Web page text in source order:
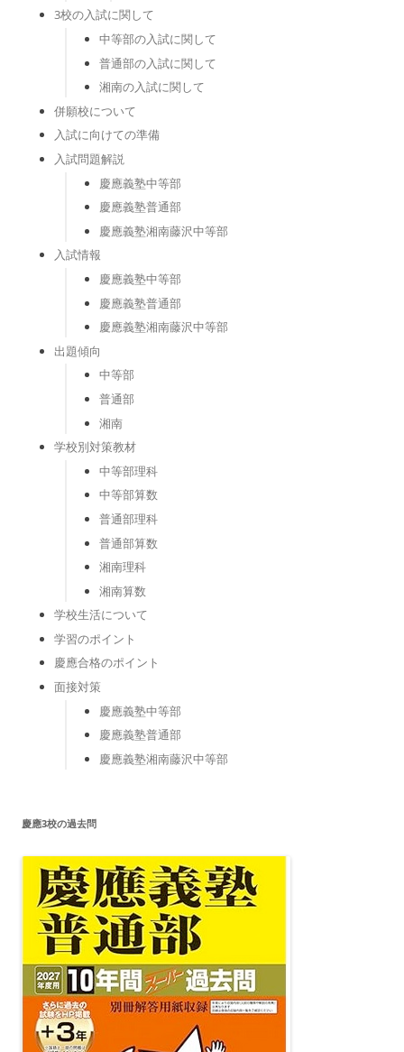
3校の入試に関して
中等部の入試に関して
普通部の入試に関して
湘南の入試に関して
併願校について
入試に向けての準備
入試問題解説
慶應義塾中等部
慶應義塾普通部
慶應義塾湘南藤沢中等部
入試情報
慶應義塾中等部
慶應義塾普通部
慶應義塾湘南藤沢中等部
出題傾向
中等部
普通部
湘南
学校別対策教材
中等部理科
中等部算数
普通部理科
普通部算数
湘南理科
湘南算数
学校生活について
学習のポイント
慶應合格のポイント
面接対策
慶應義塾中等部
慶應義塾普通部
慶應義塾湘南藤沢中等部
慶應3校の過去問